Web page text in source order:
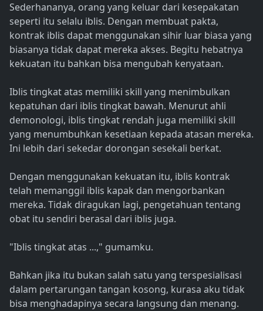
Sederhananya, orang yang keluar dari kesepakatan
seperti itu selalu iblis. Dengan membuat pakta,
kontrak iblis dapat menggunakan sihir luar biasa yang
biasanya tidak dapat mereka akses. Begitu hebatnya
kekuatan itu bahkan bisa mengubah kenyataan.
Iblis tingkat atas memiliki skill yang menimbulkan
kepatuhan dari iblis tingkat bawah. Menurut ahli
demonologi, iblis tingkat rendah juga memiliki skill
yang menumbuhkan kesetiaan kepada atasan mereka.
Ini lebih dari sekedar dorongan sesekali berkat.
Dengan menggunakan kekuatan itu, iblis kontrak
telah memanggil iblis kapak dan mengorbankan
mereka. Tidak diragukan lagi, pengetahuan tentang
obat itu sendiri berasal dari iblis juga.
"Iblis tingkat atas ...," gumamku.
Bahkan jika itu bukan salah satu yang terspesialisasi
dalam pertarungan tangan kosong, kurasa aku tidak
bisa menghadapinya secara langsung dan menang.